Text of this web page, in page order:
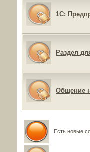
1C:
Раздел
Общение
Есть новые